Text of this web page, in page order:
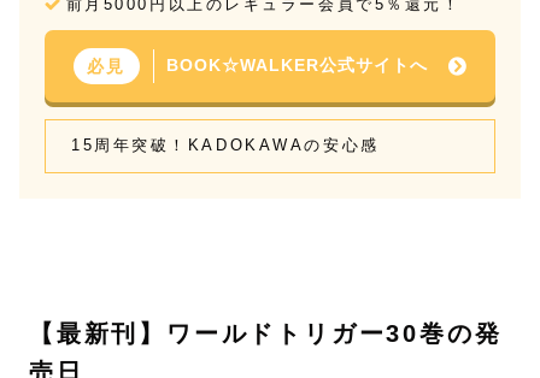
前月5000円以上のレギュラー会員で5％還元！
必見 BOOK☆WALKER公式サイトへ
15周年突破！KADOKAWAの安心感
【最新刊】ワールドトリガー30巻の発
売日